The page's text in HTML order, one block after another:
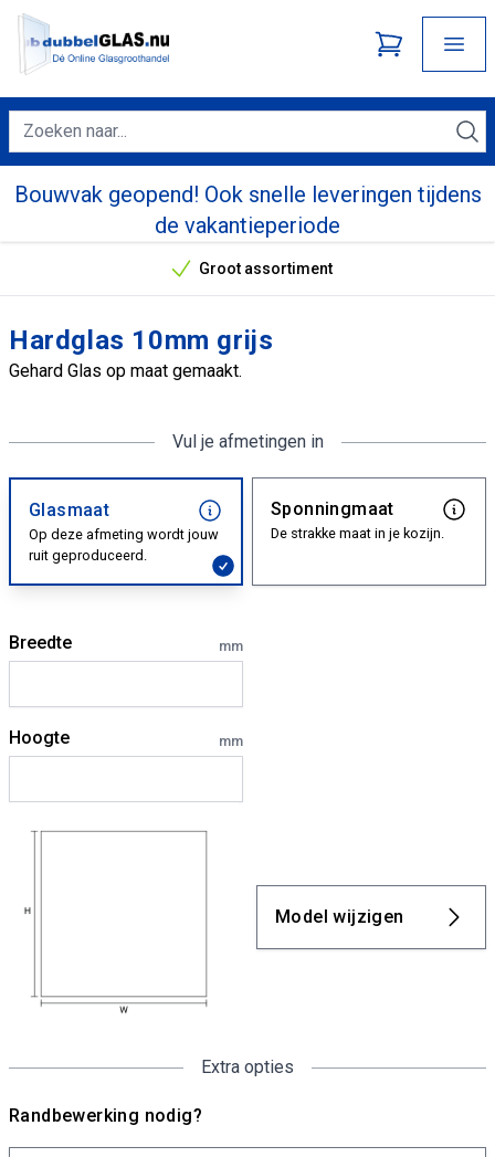
Bouwvak geopend! Ook snelle leveringen tijdens
de vakantieperiode
Onze unieke verkoopargumenten
Groot assortiment
Hardglas 10mm grijs
Gehard Glas op maat gemaakt.
Vul je afmetingen in
Glasmaat
Op deze afmeting wordt jouw
ruit geproduceerd.
Sponningmaat
De strakke maat in je kozijn.
Breedte mm
Hoogte mm
Model wijzigen
Extra opties
Randbewerking nodig?